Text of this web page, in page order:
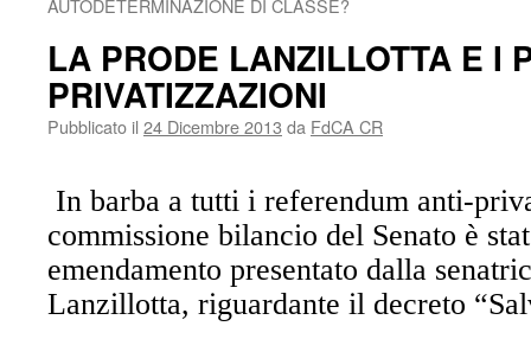
AUTODETERMINAZIONE DI CLASSE?
LA PRODE LANZILLOTTA E I
PRIVATIZZAZIONI
Pubblicato il 24 Dicembre 2013 da FdCA CR
In barba a tutti i referendum anti-
commissione bilancio del Senato è
emendamento presentato dalla
Lanzillotta, riguardante il decreto